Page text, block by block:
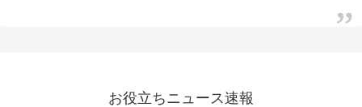
お役立ちニュース速報